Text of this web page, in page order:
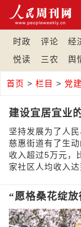
时政 评论 经
悦读
三农 舆
首页 > 栏目 > 党建
建设宜居宜业
坚持发展为了人
慈惠街道有了生
收入超过5万元，
家社区人均收入
“愿格桑花绽